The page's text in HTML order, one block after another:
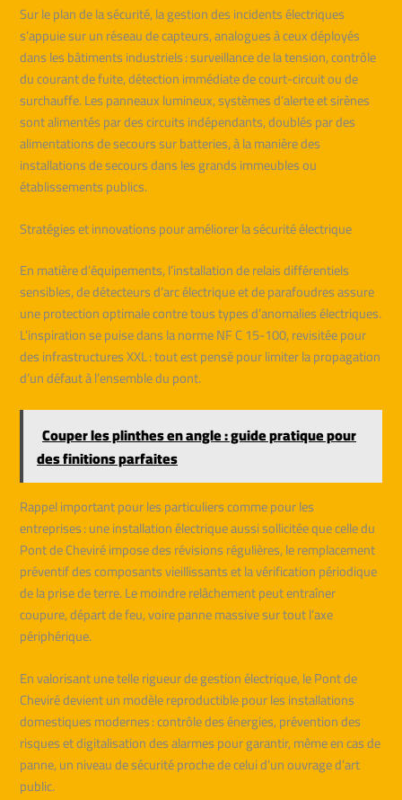
Sur le plan de la sécurité, la gestion des incidents électriques
s’appuie sur un réseau de capteurs, analogues à ceux déployés
dans les bâtiments industriels : surveillance de la tension, contrôle
du courant de fuite, détection immédiate de court-circuit ou de
surchauffe. Les panneaux lumineux, systèmes d’alerte et sirènes
sont alimentés par des circuits indépendants, doublés par des
alimentations de secours sur batteries, à la manière des
installations de secours dans les grands immeubles ou
établissements publics.
Stratégies et innovations pour améliorer la sécurité électrique
En matière d’équipements, l’installation de relais différentiels
sensibles, de détecteurs d’arc électrique et de parafoudres assure
une protection optimale contre tous types d’anomalies électriques.
L’inspiration se puise dans la norme NF C 15-100, revisitée pour
des infrastructures XXL : tout est pensé pour limiter la propagation
d’un défaut à l’ensemble du pont.
Couper les plinthes en angle : guide pratique pour
des finitions parfaites
Rappel important pour les particuliers comme pour les
entreprises : une installation électrique aussi sollicitée que celle du
Pont de Cheviré impose des révisions régulières, le remplacement
préventif des composants vieillissants et la vérification périodique
de la prise de terre. Le moindre relâchement peut entraîner
coupure, départ de feu, voire panne massive sur tout l’axe
périphérique.
En valorisant une telle rigueur de gestion électrique, le Pont de
Cheviré devient un modèle reproductible pour les installations
domestiques modernes : contrôle des énergies, prévention des
risques et digitalisation des alarmes pour garantir, même en cas de
panne, un niveau de sécurité proche de celui d’un ouvrage d’art
public.